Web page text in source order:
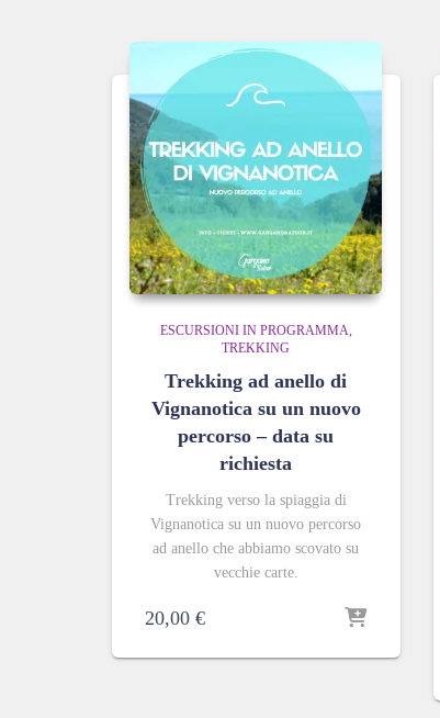
ESCURSIONI IN PROGRAMMA
TREKKING
Trekking ad anello di
Vignanotica su un nuovo
percorso – data su
richiesta
Trekking verso la spiaggia di
Vignanotica su un nuovo percorso
ad anello che abbiamo scovato su
vecchie carte.
20,00 €